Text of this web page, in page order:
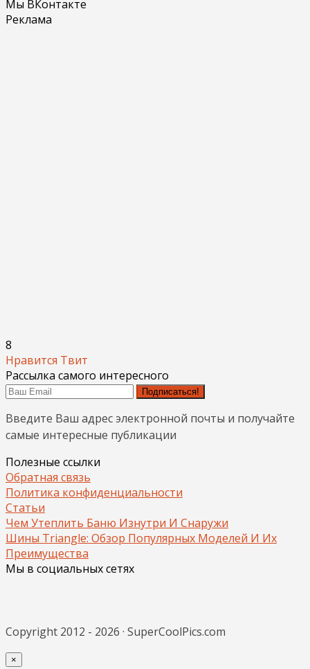
Мы ВКонтакте
Реклама
8
Нравится Твит
Рассылка самого интересного
Подписаться!
Введите Ваш адрес электронной почты и получайте
самые интересные публикации
Полезные ссылки
Обратная связь
Политика конфиденциальности
Статьи
Чем Утеплить Баню Изнутри И Снаружи
Шины Triangle: Обзор Популярных Моделей И Их
Преимущества
Мы в социальных сетях
Copyright 2012 - 2026 · SuperCoolPics.com
×